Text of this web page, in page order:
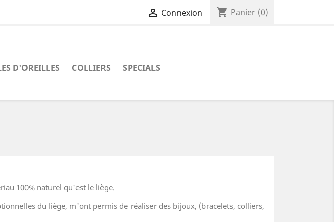
 Connexion shopping_cart Panier (0)
D'OREILLES COLLIERS SPECIALS
100% naturel qu'est le liège.
du liège, m'ont permis de réaliser des bijoux, (bracelets, colliers,